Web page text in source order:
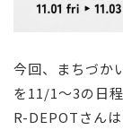
今回、まちづか
を11/1〜3の日
R-DEPOTさん